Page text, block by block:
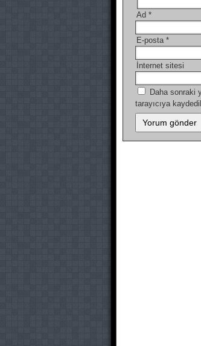
Ad *
E-posta *
İnternet sitesi
Daha sonraki
tarayıcıya